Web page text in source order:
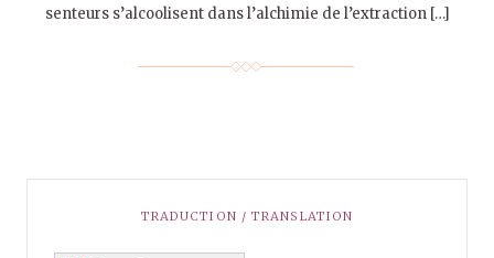
senteurs s’alcoolisent dans l’alchimie de l’extraction […]
TRADUCTION / TRANSLATION